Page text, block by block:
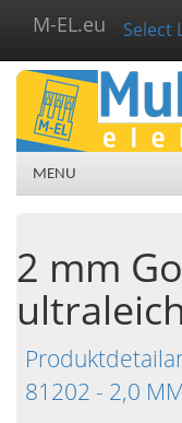
M-EL.eu Select
MENU
2 mm
81202 - 2,0